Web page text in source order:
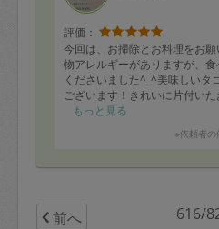
評価：
今回は、お掃除とお料理をお
物アレルギーがありますが、
くださいました^_^美味しいタ
ございます！きれいに片付い
いタコス…。幸せです。子ども
お掃除道具が揃っていなくて
もっと見る
※依頼者の
前へ 616/